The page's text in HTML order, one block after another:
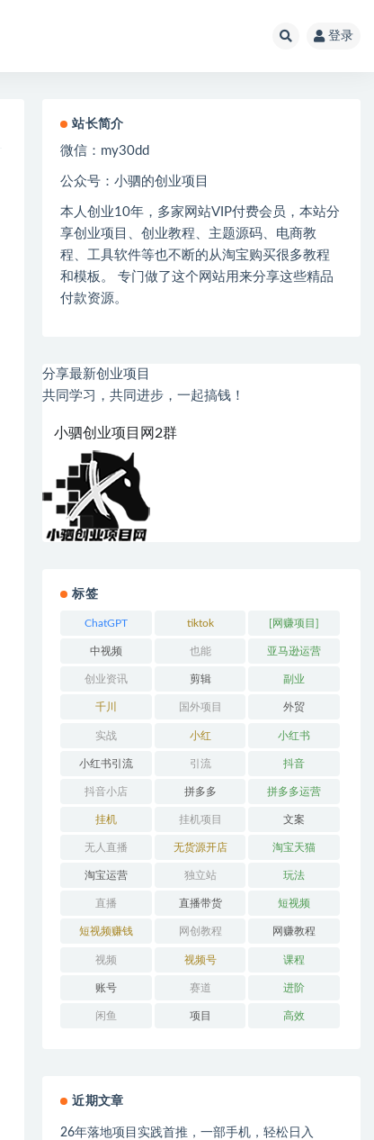
登录
站长简介
微信： my30dd
公众号：小驷的创业项目
本人创业10年，多家网站VIP付费会员，本站分
享创业项目、创业教程、主题源码、电商教
程、工具软件等也不断的从淘宝购买很多教程
和模板。 专门做了这个网站用来分享这些精品
付款资源。
分享最新创业项目
共同学习，共同进步，一起搞钱！
小驷创业项目网2群
标签
ChatGPT tiktok [网赚项目]
中视频 也能 亚马逊运营
创业资讯 剪辑 副业
千川 国外项目 外贸
实战 小红 小红书
小红书引流 引流 抖音
抖音小店 拼多多 拼多多运营
挂机 挂机项目 文案
无人直播 无货源开店 淘宝天猫
淘宝运营 独立站 玩法
直播 直播带货 短视频
短视频赚钱 网创教程 网赚教程
视频 视频号 课程
账号 赛道 进阶
闲鱼 项目 高效
近期文章
26年落地项目实践首推，一部手机，轻松日入